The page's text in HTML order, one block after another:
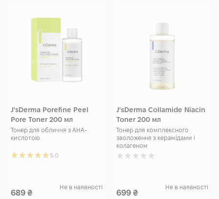
J'sDerma Porefine Peel
Pore Toner 200 мл
Тонер для обличчя з АНА-
кислотою
5.0
689 ₴
Не в наявності
J'sDerma Collamide Niacin
Toner 200 мл
Тонер для комплексного
зволоження з керамідами і
колагеном
699 ₴
Не в наявності